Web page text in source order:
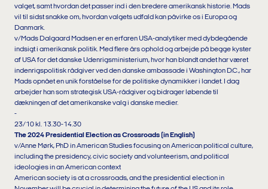
valget, samt hvordan det passer ind i den bredere amerikansk historie. Mads
vil til sidst snakke om, hvordan valgets udfald kan påvirke os i Europa og
Danmark.
v/Mads Dalgaard Madsen er en erfaren USA-analytiker med dybdegående
indsigt i amerikansk politik. Med flere års ophold og arbejde på begge kyster
af USA for det danske Udenrigsministerium, hvor han blandt andet har været
indenrigspolitisk rådgiver ved den danske ambassade i Washington D.C., har
Mads opnået en unik forståelse for de politiske dynamikker i landet. I dag
arbejder han som strategisk USA-rådgiver og bidrager løbende til
dækningen af det amerikanske valg i danske medier.
-
23/10 kl. 13.30-14.30
The 2024 Presidential Election as Crossroads (in English)
v/Anne Mørk, PhD in American Studies focusing on American political culture,
including the presidency, civic society and volunteerism, and political
ideologies in an American context
American society is at a crossroads, and the presidential election in